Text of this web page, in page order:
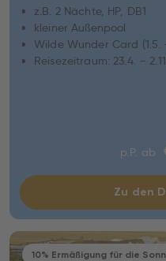
z.B. 2 Nächte, HP, DB1
kleiner Außenpool
Wilde Wunder Card (1.5.
Reisezeitraum: 23.4. –
p.P. ab
Zu den
10% Ermäßigung für die